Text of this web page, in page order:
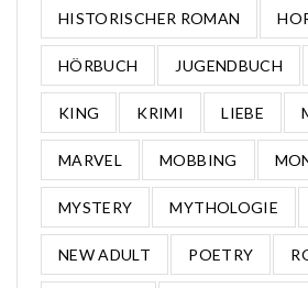
HISTORISCHER ROMAN
HÖRBUCH JUGENDBUCH
KING KRIMI LIEBE
MARVEL MOBBING
MYSTERY MYTHOLOGIE
NEW ADULT POETRY